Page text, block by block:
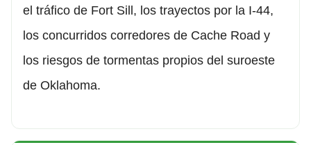
el tráfico de Fort Sill, los trayectos por la I-44,
los concurridos corredores de Cache Road y
los riesgos de tormentas propios del suroeste
de Oklahoma.